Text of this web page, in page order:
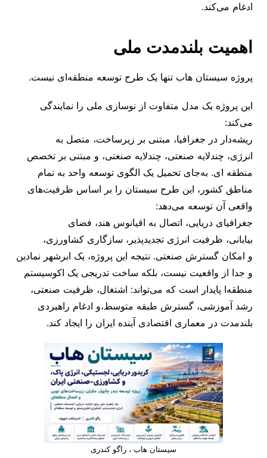
ادغام می‌کند.
اهمیت بلندمدت ملی
پروژه سیستان هاب تنها یک طرح توسعه منطقه‌ای نیست.
این پروژه یک مدل متفاوت از نوسازی ملی را نمایندگی
می‌کند:
ریشه‌دار در جغرافیا، مبتنی بر زیرساخت، متصل به
انرژی، چندلایه صنعتی، چندلایه صنعتی، و مبتنی بر تخصص
منطقه ‌ای. به‌جای تحمیل یک الگوی توسعه واحد به تمام
مناطق کشور، این طرح سیستان را بر اساس ظرفیت‌های
واقعی آن توسعه می‌دهد:
جغرافیای دریایی، اتصال به اقیانوس هند، فضای
بیابانی، ظرفیت انرژی تجدیدپذیر، سازگاری کشاورزی،
و امکان گسترش صنعتی. نتیجه این پروژه، یک ابرشهر نمادین
و جدا از واقعیت نیست، بلکه ساخت تدریجی یک اکوسیستم
منطقه‌ا پایدار است که می‌تواند: اشتغال، ظرفیت صنعتی،
رشد آموزشی، گسترش طبقه متوسط،و ادغام راهبردی
بلندمدت در معماری اقتصادی آینده ایران را ایجاد کند.
سیستان هاب ، راگو کندری